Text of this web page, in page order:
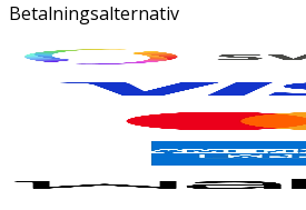
Betalningsalternativ